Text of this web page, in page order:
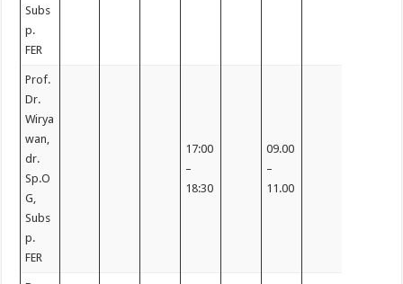
Subs
p.
FER
Prof.
Dr.
Wirya
wan,
dr.
Sp.O
G,
Subs
p.
FER
17:00
–
18:30
09.00
–
11.00